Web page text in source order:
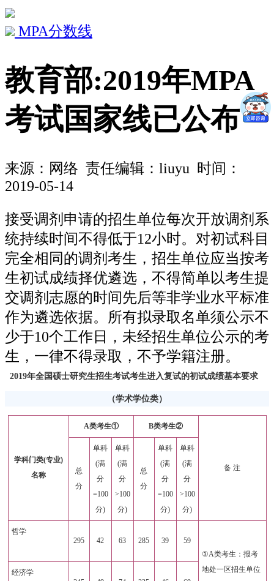
MPA分数线
教育部:2019年MPA
考试国家线已公布
来源： 网络 责任编辑：liuyu 时间：
2019-05-14
接受调剂申请的招生单位每次开放调剂系
统持续时间不得低于12小时。对初试科目
完全相同的调剂考生，招生单位应当按考
生初试成绩择优遴选，不得简单以考生提
交调剂志愿的时间先后等非学业水平标准
作为遴选依据。所有拟录取名单须公示不
少于10个工作日，未经招生单位公示的考
生，一律不得录取，不予学籍注册。
2019年全国硕士研究生招生考试考生进入复试的初试成绩基本要求
（学术学位类）
学科门类(专业)
名称
A类考生① B类考生②
备 注
总
分
单科
(满
分
=100
分)
单科
(满
分
>100
分)
总
分
单科
(满
分
=100
分)
单科
(满
分
>100
分)
哲学
295
42 63 285 39
59
①A类考生：报考
地处一区招生单位
经济学